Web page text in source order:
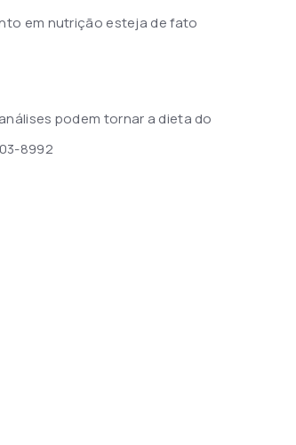
em nutrição esteja de fato
podem tornar a dieta do
8992